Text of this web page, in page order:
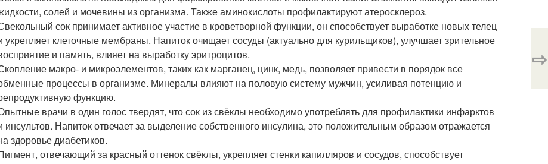
солей и мочевины из организма. Также аминокислоты профилактируют атеросклероз.
сок принимает активное участие в кроветворной функции, он способствует выработке новых телец
укрепляет клеточные мембраны. Напиток очищает сосуды (актуально для курильщиков), улучшает зрительное
и память, влияет на выработку эритроцитов.
макро- и микроэлементов, таких как марганец, цинк, медь, позволяет привести в порядок все
процессы в организме. Минералы влияют на половую систему мужчин, усиливая потенцию и
функцию.
врачи в один голос твердят, что сок из свёклы необходимо употреблять для профилактики инфарктов
инсультов. Напиток отвечает за выделение собственного инсулина, это положительным образом отражается
здоровье диабетиков.
отвечающий за красный оттенок свёклы, укрепляет стенки капилляров и сосудов, способствует
⇨